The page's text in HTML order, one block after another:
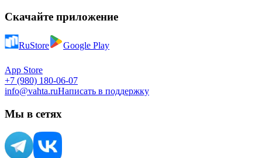
Скачайте приложение
RuStore Google Play
App Store
+7 (980) 180-06-07
info@vahta.ruНаписать в поддержку
Мы в сетях